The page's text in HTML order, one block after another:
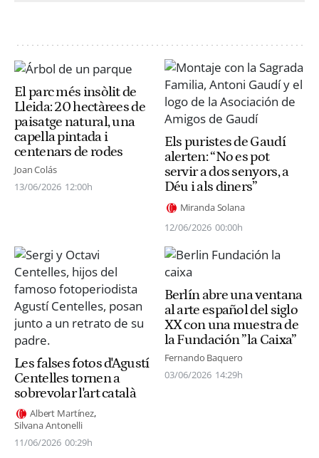
El parc més insòlit de
Lleida: 20 hectàrees de
paisatge natural, una
capella pintada i
centenars de rodes
Joan Colás
13/06/2026 12:00h
Els puristes de Gaudí
alerten: “No es pot
servir a dos senyors, a
Déu i als diners”
Miranda Solana
12/06/2026 00:00h
Les falses fotos d'Agustí
Centelles tornen a
sobrevolar l'art català
Albert Martínez
Silvana Antonelli
11/06/2026 00:29h
Berlín abre una ventana
al arte español del siglo
XX con una muestra de
la Fundación ”la Caixa”
Fernando Baquero
03/06/2026 14:29h